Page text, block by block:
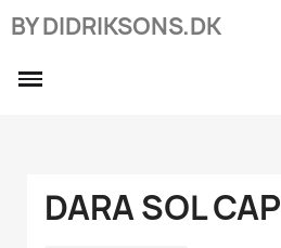
BY DIDRIKSONS.DK
DARA SOL CAP